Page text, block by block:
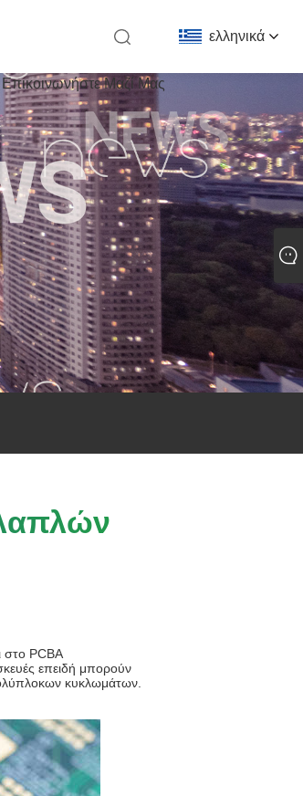
ελληνικά
Επικοινωνήστε Μαζί Μας
στο PCBA
επειδή μπορούν
κυκλωμάτων.